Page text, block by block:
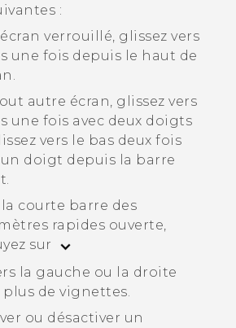
:
verrouillé, glissez vers
une fois depuis le haut de
autre écran, glissez vers
une fois avec deux doigts
vers le bas deux fois
un doigt depuis la barre
la courte barre des
rapides ouverte,
sur
la gauche ou la droite
de vignettes.
ou désactiver un